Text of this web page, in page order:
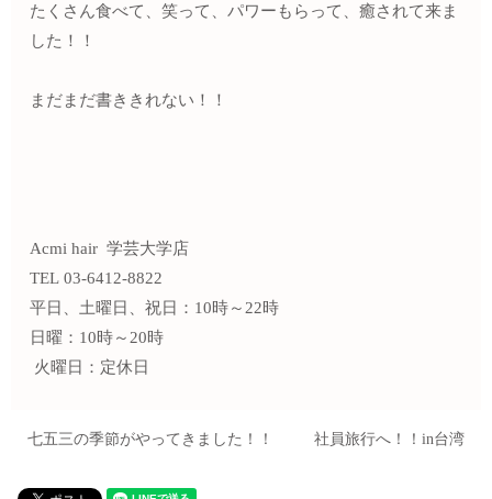
たくさん食べて、笑って、パワーもらって、癒されて来ま
した！！
まだまだ書ききれない！！
Acmi hair 学芸大学店
TEL 03-6412-8822
平日、土曜日、祝日：10時～22時
日曜：10時～20時
火曜日：定休日
七五三の季節がやってきました！！ 社員旅行へ！！in台湾